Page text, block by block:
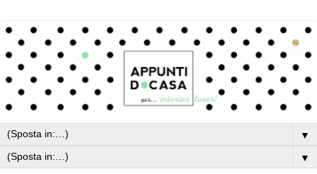
▼
▼